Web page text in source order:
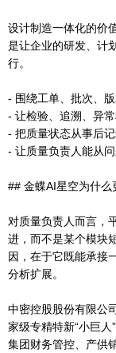
设计制造一体化的价
是让企业的研发、计
行。
- 围绕工单、批次、
- 让检验、追溯、异
- 把质量状态从事后
- 让质量负责人能从
## 金蝶AI星空为什么
对质量负责人而言，
进，而不是某个模块
因，在于它既能承接
分析扩展。
中密控股股份有限公
家级专精特新“小巨
集团财务管控、产供